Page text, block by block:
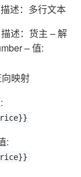
述：多行文本
述：货主 – 解
– 值:
映射
: